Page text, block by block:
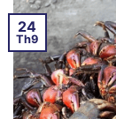
24
Th9